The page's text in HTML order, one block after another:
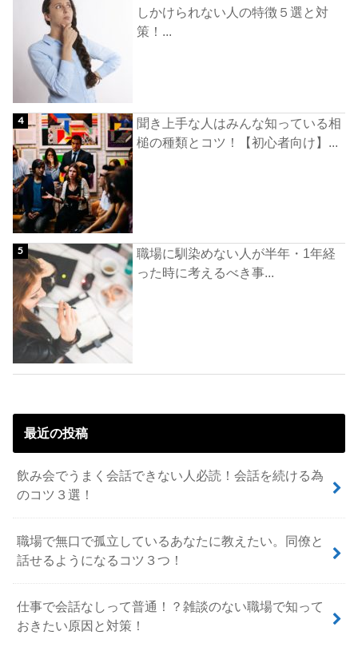
しかけられない人の特徴５選と対
策！...
聞き上手な人はみんな知っている相
槌の種類とコツ！【初心者向け】...
職場に馴染めない人が半年・1年経
った時に考えるべき事...
最近の投稿
飲み会でうまく会話できない人必読！会話を続ける為
のコツ３選！
職場で無口で孤立しているあなたに教えたい。同僚と
話せるようになるコツ３つ！
仕事で会話なしって普通！？雑談のない職場で知って
おきたい原因と対策！